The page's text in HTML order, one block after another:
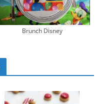
Brunch Disney